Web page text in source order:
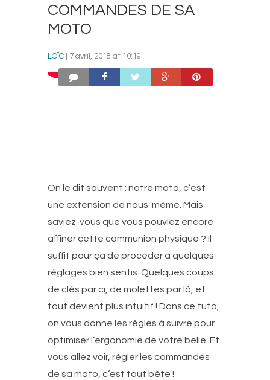
COMMANDES DE SA
MOTO
LOÏC | 7 avril, 2018 at 10:19
On le dit souvent : notre moto, c’est
une extension de nous-même. Mais
saviez-vous que vous pouviez encore
affiner cette communion physique ? Il
suffit pour ça de procéder à quelques
réglages bien sentis. Quelques coups
de clés par ci, de molettes par là, et
tout devient plus intuitif ! Dans ce tuto,
on vous donne les règles à suivre pour
optimiser l’ergonomie de votre belle. Et
vous allez voir, régler les commandes
de sa moto, c’est tout bête !